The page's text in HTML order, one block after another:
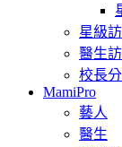
星級
醫生
校長
MamiPro
藝人
醫生